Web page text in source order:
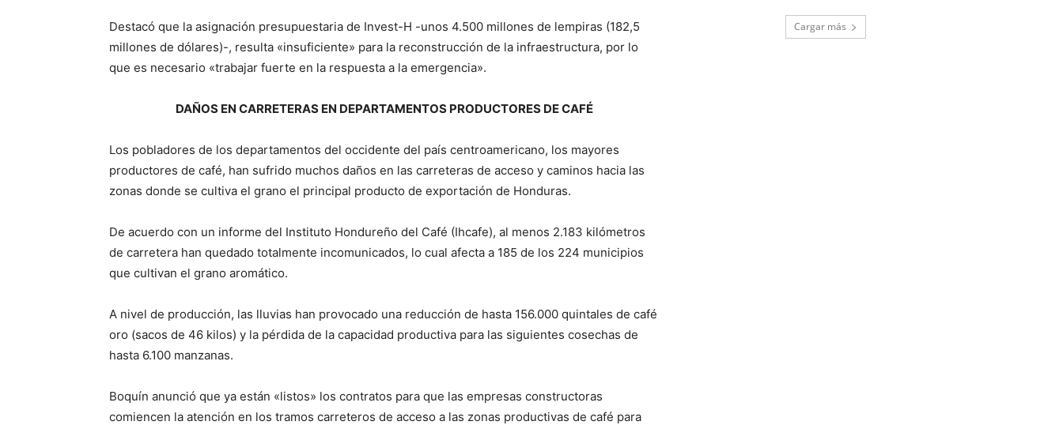
Destacó que la asignación presupuestaria de Invest-H -unos 4.500 millones de lempiras (182,5
millones de dólares)-, resulta «insuficiente» para la reconstrucción de la infraestructura, por lo
que es necesario «trabajar fuerte en la respuesta a la emergencia».
DAÑOS EN CARRETERAS EN DEPARTAMENTOS PRODUCTORES DE CAFÉ
Los pobladores de los departamentos del occidente del país centroamericano, los mayores
productores de café, han sufrido muchos daños en las carreteras de acceso y caminos hacia las
zonas donde se cultiva el grano el principal producto de exportación de Honduras.
De acuerdo con un informe del Instituto Hondureño del Café (Ihcafe), al menos 2.183 kilómetros
de carretera han quedado totalmente incomunicados, lo cual afecta a 185 de los 224 municipios
que cultivan el grano aromático.
A nivel de producción, las lluvias han provocado una reducción de hasta 156.000 quintales de café
oro (sacos de 46 kilos) y la pérdida de la capacidad productiva para las siguientes cosechas de
hasta 6.100 manzanas.
Boquín anunció que ya están «listos» los contratos para que las empresas constructoras
comiencen la atención en los tramos carreteros de acceso a las zonas productivas de café para
Cargar más